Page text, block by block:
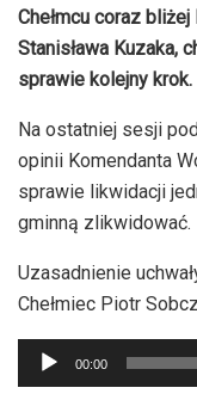
Chełmcu coraz
Stanisława Kuzaka,
sprawie kolejny krok.
Na ostatniej sesji
opinii Komendanta
sprawie likwidacji
gminną zlikwidować.
Uzasadnienie
Chełmiec Piotr
Odtwarzacz
plików
00:00